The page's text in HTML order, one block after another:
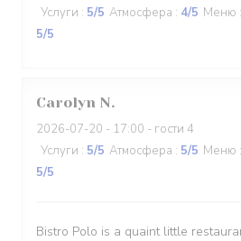
Услуги : 5/5 Атмосфера : 4/5 Меню :
5/5
Carolyn N
2026-07-20 - 17:00 - гости 4
Услуги : 5/5 Атмосфера : 5/5 Меню :
5/5
Bistro Polo is a quaint little